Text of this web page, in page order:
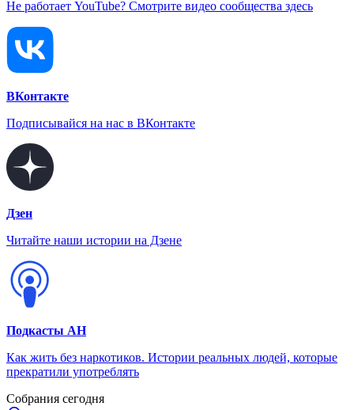
Не работает YouTube? Смотрите видео сообщества здесь
ВКонтакте
Подписывайся на нас в ВКонтакте
Дзен
Читайте наши истории на Дзене
Подкасты АН
Как жить без наркотиков. Истории реальных людей, которые
прекратили употреблять
Собрания сегодня